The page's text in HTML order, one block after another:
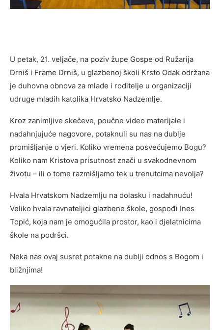
U petak, 21. veljače, na poziv župe Gospe od Ružarija
Drniš i Frame Drniš, u glazbenoj školi Krsto Odak održana
je duhovna obnova za mlade i roditelje u organizaciji
udruge mladih katolika Hrvatsko Nadzemlje.
Kroz zanimljive skečeve, poučne video materijale i
nadahnjujuće nagovore, potaknuli su nas na dublje
promišljanje o vjeri. Koliko vremena posvećujemo Bogu?
Koliko nam Kristova prisutnost znači u svakodnevnom
životu – ili o tome razmišljamo tek u trenutcima nevolja?
Hvala Hrvatskom Nadzemlju na dolasku i nadahnuću!
Veliko hvala ravnateljici glazbene škole, gospođi Ines
Topić, koja nam je omogućila prostor, kao i djelatnicima
škole na podršci.
Neka nas ovaj susret potakne na dublji odnos s Bogom i
bližnjima!